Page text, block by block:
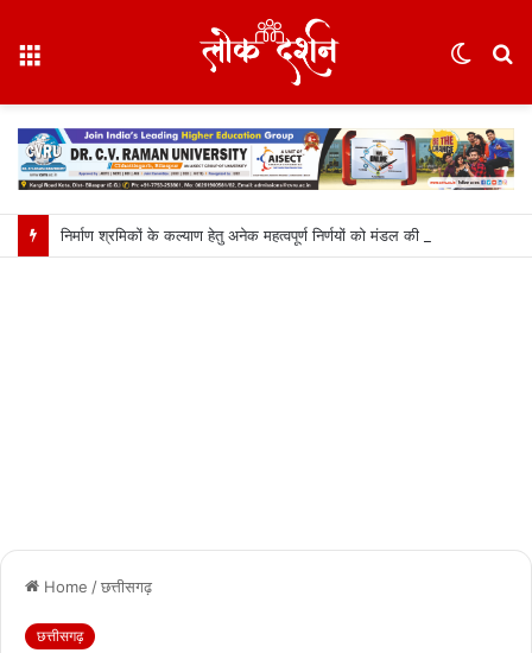
Home /छत्तीसगढ़
छत्तीसगढ़